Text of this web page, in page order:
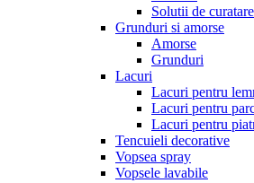
Solutii de
Grunduri si amorse
Amorse
Grunduri
Lacuri
Lacuri pentru
Lacuri pentru
Lacuri pentru
Tencuieli decorative
Vopsea spray
Vopsele lavabile